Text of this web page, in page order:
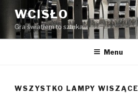
treści
WCISŁO
Gra światłem to sztuka…
Menu
WSZYSTKO LAMPY WISZĄCE